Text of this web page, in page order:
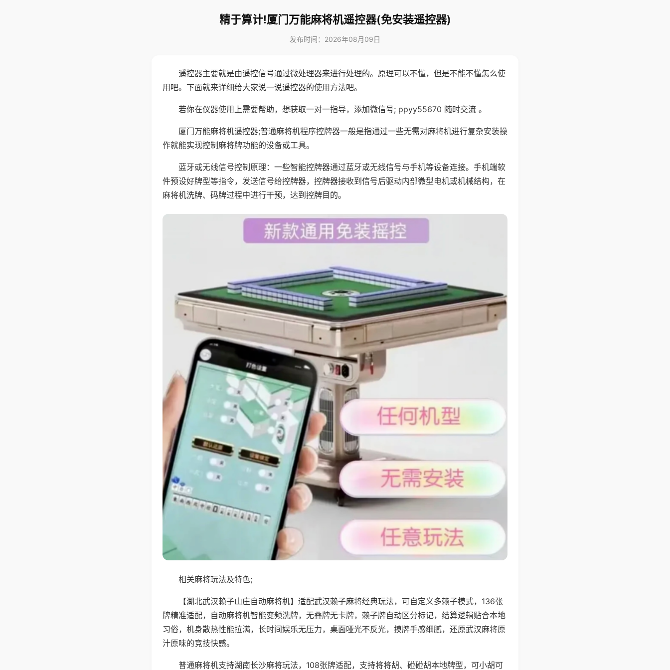
精于算计!厦门万能麻将机遥控器(免安装遥控器)
发布时间：2026年08月09日
遥控器主要就是由遥控信号通过微处理器来进行处理的。原理可以不懂，但是不能不懂怎么使
用吧。下面就来详细给大家说一说遥控器的使用方法吧。
若你在仪器使用上需要帮助，想获取一对一指导，添加微信号; ppyy55670 随时交流 。
厦门万能麻将机遥控器;普通麻将机程序控牌器一般是指通过一些无需对麻将机进行复杂安装操
作就能实现控制麻将牌功能的设备或工具。
蓝牙或无线信号控制原理：一些智能控牌器通过蓝牙或无线信号与手机等设备连接。手机端软
件预设好牌型等指令，发送信号给控牌器，控牌器接收到信号后驱动内部微型电机或机械结构，在
麻将机洗牌、码牌过程中进行干预，达到控牌目的。
相关麻将玩法及特色;
【湖北武汉赖子山庄自动麻将机】适配武汉赖子麻将经典玩法，可自定义多赖子模式，136张
牌精准适配，自动麻将机智能变频洗牌，无叠牌无卡牌，赖子牌自动区分标记，结算逻辑贴合本地
习俗，机身散热性能拉满，长时间娱乐无压力，桌面哑光不反光，摸牌手感细腻，还原武汉麻将原
汁原味的竞技快感。
普通麻将机支持湖南长沙麻将玩法，108张牌适配，支持将将胡、碰碰胡本地牌型，可小胡可